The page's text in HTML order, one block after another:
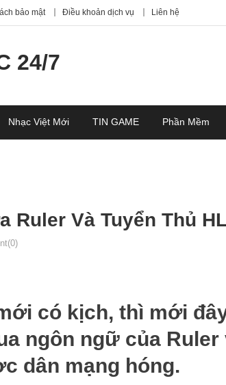
bảo mật Điều khoản dịch vụ Liên hệ
24/7
Nhạc Việt Mới TIN GAME Phần Mềm
Ruler Và Tuyển Thủ
có kịch, thì mới
ngôn ngữ của Ruler
dân mạng hóng.